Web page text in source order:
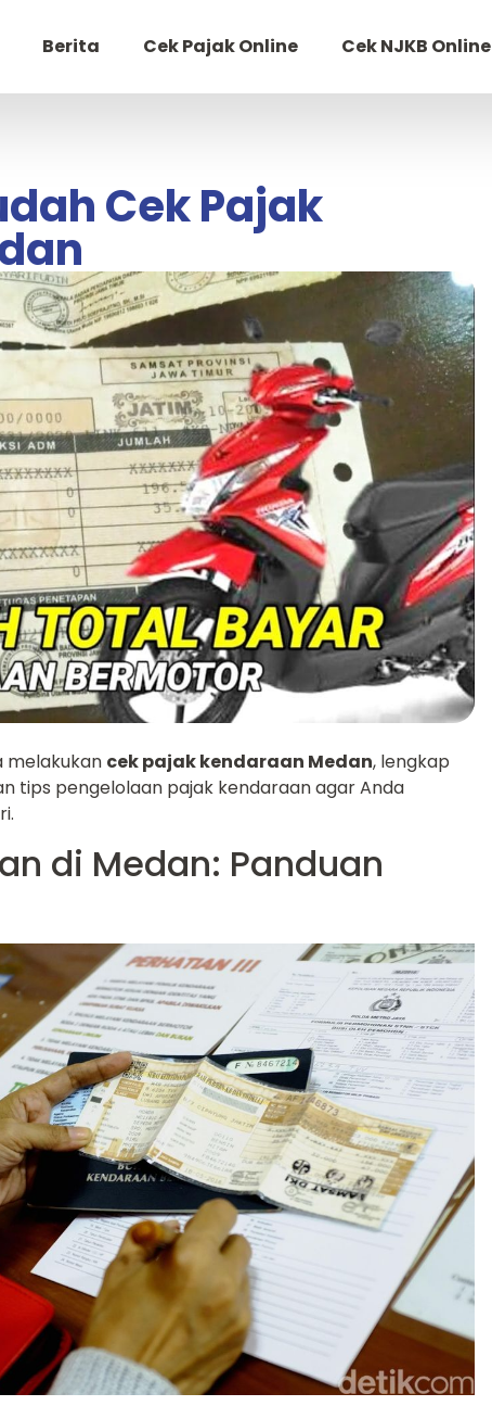
Berita Cek Pajak Online Cek NJKB Online
Cek Pajak
melakukan cek pajak kendaraan Medan, lengkap
tips pengelolaan pajak kendaraan agar Anda
di Medan: Panduan